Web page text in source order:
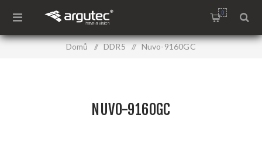
0
Domů / DDR5 / Nuvo-9160GC
NUVO-9160GC